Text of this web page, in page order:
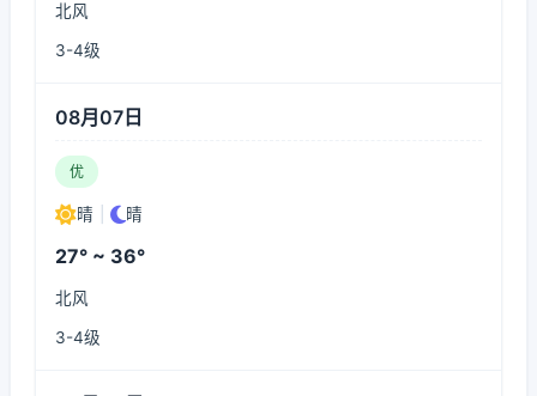
北风
3-4级
08月07日
优
晴 晴
27° ~ 36°
北风
3-4级